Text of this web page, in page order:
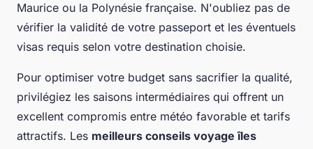
Maurice ou la Polynésie française. N'oubliez pas de
vérifier la validité de votre passeport et les éventuels
visas requis selon votre destination choisie.
Pour optimiser votre budget sans sacrifier la qualité,
privilégiez les saisons intermédiaires qui offrent un
excellent compromis entre météo favorable et tarifs
attractifs. Les meilleurs conseils voyage îles